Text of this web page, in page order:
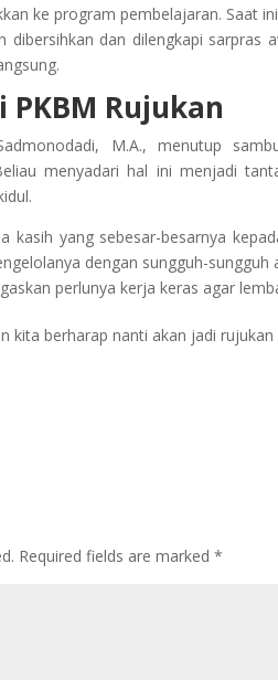
ke program pembelajaran. Saat
dibersihkan dan dilengkapi sarpras
Rujukan
M.A., menutup
menyadari hal ini menjadi
kasih yang sebesar-besarnya
dengan sungguh-
perlunya kerja keras agar
kita berharap nanti akan jadi
Required fields are marked*